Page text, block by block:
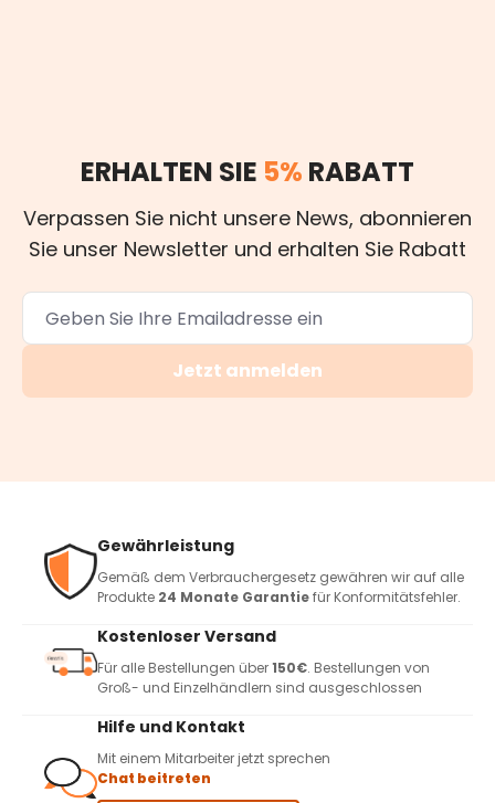
ERHALTEN SIE 5% RABATT
Verpassen Sie nicht unsere News, abonnieren
Sie unser Newsletter und erhalten Sie Rabatt
Jetzt anmelden
Gewährleistung
Gemäß dem Verbrauchergesetz gewähren wir auf alle
Produkte 24 Monate Garantiefür Konformitätsfehler.
Kostenloser Versand
Für alle Bestellungen über150€. Bestellungen von
Groß- und Einzelhändlern sind ausgeschlossen
Hilfe und Kontakt
Mit einem Mitarbeiter jetzt sprechen
Chat beitreten